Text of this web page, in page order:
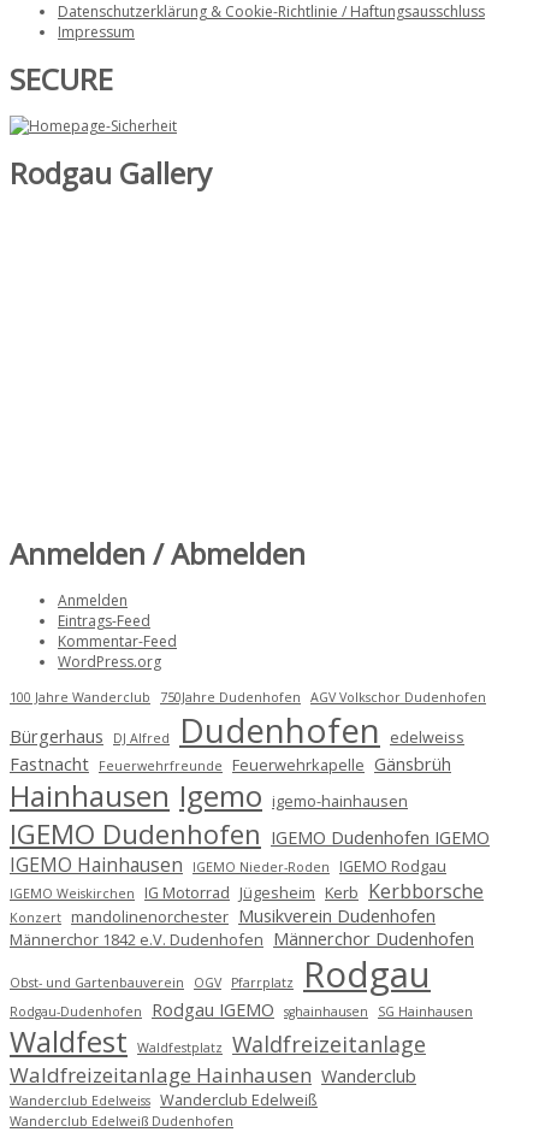
Datenschutzerklärung & Cookie-Richtlinie / Haftungsausschluss
Impressum
SECURE
Rodgau Gallery
Anmelden / Abmelden
Anmelden
Eintrags-Feed
Kommentar-Feed
WordPress.org
100 Jahre Wanderclub 750Jahre Dudenhofen AGV Volkschor Dudenhofen
Bürgerhaus DJ Alfred Dudenhofen edelweiss
Fastnacht Feuerwehrfreunde Feuerwehrkapelle Gänsbrüh
Hainhausen Igemo igemo-hainhausen
IGEMO Dudenhofen IGEMO Dudenhofen IGEMO
IGEMO Hainhausen IGEMO Nieder-Roden IGEMO Rodgau
IGEMO Weiskirchen IG Motorrad Jügesheim Kerb Kerbborsche
Konzert mandolinenorchester Musikverein Dudenhofen
Männerchor 1842 e.V. Dudenhofen Männerchor Dudenhofen
Obst- und Gartenbauverein OGV Pfarrplatz Rodgau
Rodgau-Dudenhofen Rodgau IGEMO sghainhausen SG Hainhausen
Waldfest Waldfestplatz Waldfreizeitanlage
Waldfreizeitanlage Hainhausen Wanderclub
Wanderclub Edelweiss Wanderclub Edelweiß
Wanderclub Edelweiß Dudenhofen